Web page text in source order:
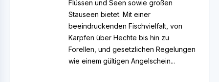
Flüssen und Seen sowie großen
Stauseen bietet. Mit einer
beeindruckenden Fischvielfalt, von
Karpfen über Hechte bis hin zu
Forellen, und gesetzlichen Regelungen
wie einem gültigen Angelschein...